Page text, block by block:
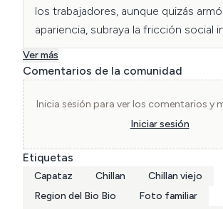
los trabajadores, aunque quizás
apariencia, subraya la fricción social
Ver más
Comentarios de la comunidad
Inicia sesión para ver los comentarios y
Iniciar sesión
Etiquetas
Capataz Chillan
Chillan viejo
Region del Bio Bio
Foto familiar